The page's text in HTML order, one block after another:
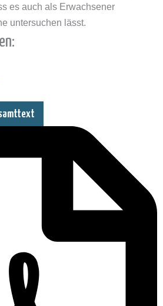
es auch als Erwachsener
untersuchen lässt.